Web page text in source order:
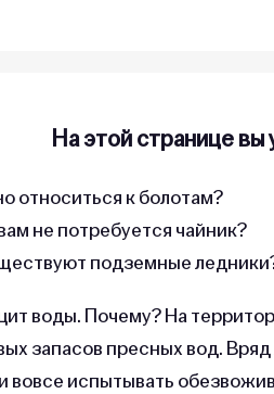
На этой странице вы
к болотам?
не потребуется чайник?
подземные
воды. Почему? На
запасов пресных вод.
вовсе испытывать